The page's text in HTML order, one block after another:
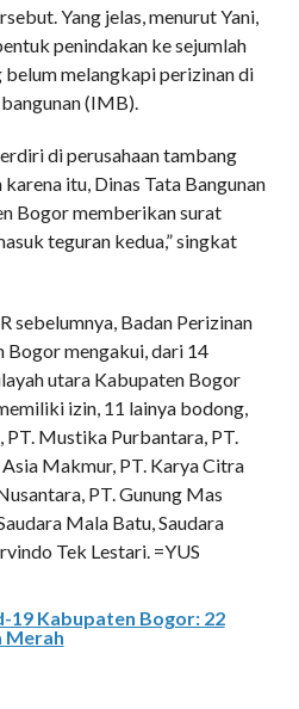
Yang jelas, menurut Yani,
penindakan ke sejumlah
belum melangkapi perizinan di
(IMB).
di perusahaan tambang
itu, Dinas Tata Bangunan
Bogor memberikan surat
teguran kedua,” singkat
sebelumnya, Badan Perizinan
Bogor mengakui, dari 14
utara Kabupaten Bogor
izin, 11 lainya bodong,
PT. Mustika Purbantara, PT.
Makmur, PT. Karya Citra
PT. Gunung Mas
Mala Batu, Saudara
Tek Lestari. =YUS
19 Kabupaten Bogor: 22
Merah